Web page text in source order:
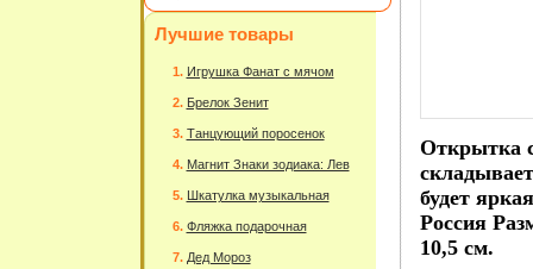
Лучшие товары
Игрушка Фанат с мячом
Брелок Зенит
Танцующий поросенок
Магнит Знаки зодиака: Лев
Шкатулка музыкальная
Фляжка подарочная
Дед Мороз
Открытка
будет
Россия
10,5 см.